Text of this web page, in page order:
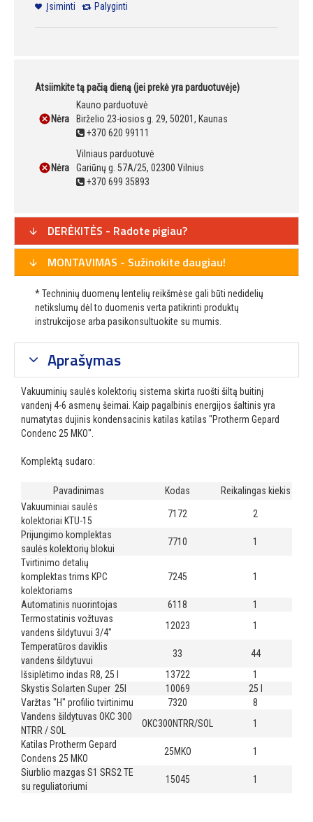
Įsiminti Palyginti
Atsiimkite tą pačią dieną (jei prekė yra parduotuvėje)
Nėra
Kauno parduotuvė
Birželio 23-iosios g. 29, 50201, Kaunas
+370 620 99111
Nėra
Vilniaus parduotuvė
Gariūnų g. 57A/25, 02300 Vilnius
+370 699 35893
DERĖKITĖS - Radote pigiau?
MONTAVIMAS - Sužinokite daugiau!
* Techninių duomenų lentelių reikšmėse gali būti nedidelių
netikslumų dėl to duomenis verta patikrinti produktų
instrukcijose arba pasikonsultuokite su mumis.
Aprašymas
Vakuuminių saulės kolektorių sistema skirta ruošti šiltą buitinį
vandenį 4-6 asmenų šeimai. Kaip pagalbinis energijos šaltinis yra
numatytas dujinis kondensacinis katilas katilas "Protherm Gepard
Condenc 25 MKO".
Komplektą sudaro:
Pavadinimas Kodas
Reikalingas kiekis
Vakuuminiai saulės
kolektoriai KTU-15
7172
2
Prijungimo komplektas
saulės kolektorių blokui
7710
1
Tvirtinimo detalių
komplektas trims KPC
kolektoriams
7245 1
Automatinis nuorintojas 6118
1
Termostatinis vožtuvas
vandens šildytuvui 3/4"
12023
1
Temperatūros daviklis
vandens šildytuvui
33
44
Išsiplėtimo indas R8, 25 l
13722
1
Skystis Solarten Super 25l
10069
25 l
Varžtas "H" profilio tvirtinimu
7320
8
Vandens šildytuvas OKC 300
NTRR / SOL
OKC300NTRR/SOL
1
Katilas Protherm Gepard
Condens 25 MKO
25MKO
1
Siurblio mazgas S1 SRS2 TE
su reguliatoriumi
15045 1